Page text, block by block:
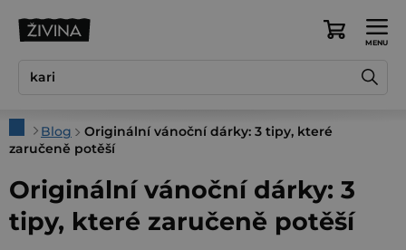
Nákupní
DomůBlog
Originální vánoční dárky: 3 tipy, které
zaručeně potěší
Originální vánoční dárky: 3
tipy, které zaručeně potěší